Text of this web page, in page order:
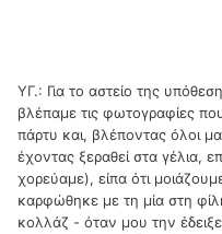
ΥΓ.: Για το αστείο της
βλέπαμε τις φωτογραφίες
πάρτυ και, βλέποντας όλοι
έχοντας ξεραθεί στα γέλια,
χορεύαμε), είπα ότι
καρφώθηκε με τη μία στη
κολλάζ - όταν μου την